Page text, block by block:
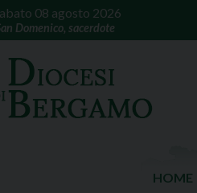
08 agosto 2026
Domenico, sacerdote
HOME